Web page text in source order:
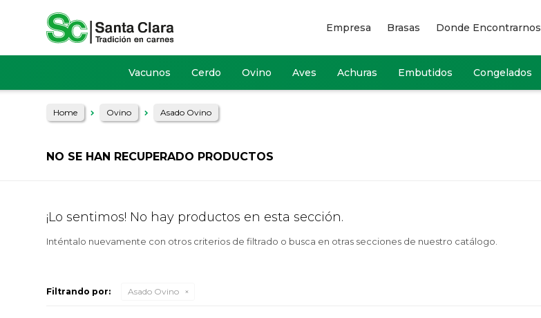
Vacunos Cerdo Ovino Aves Achuras Embutidos Congelados
Empresa Brasas Donde Encontrarnos
Home Ovino Asado Ovino
NO SE HAN RECUPERADO PRODUCTOS
¡Lo sentimos! No hay productos en esta sección.
Inténtalo nuevamente con otros criterios de filtrado o busca en otras secciones de nuestro catálogo.
Filtrando por: Asado Ovino